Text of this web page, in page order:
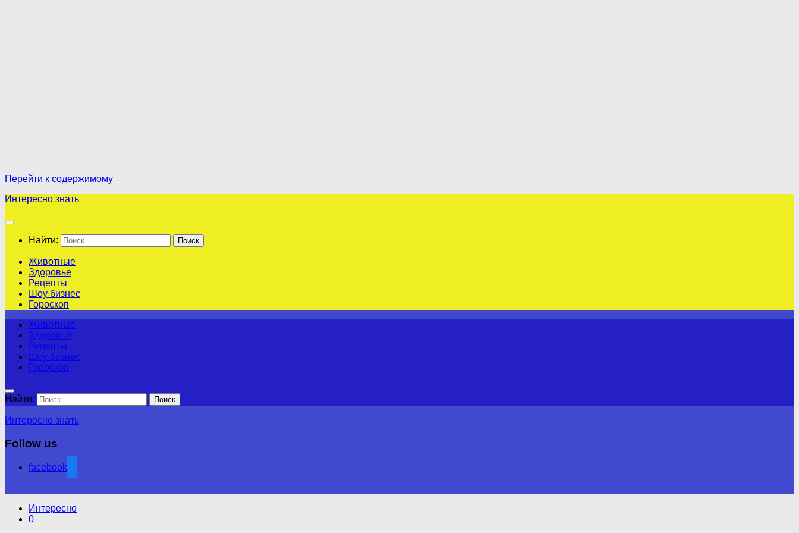
Перейти к содержимому
Интересно знать
Найти:
Животные
Здоровье
Рецепты
Шоу бизнес
Гороскоп
Животные
Здоровье
Рецепты
Шоу бизнес
Гороскоп
Найти:
Интересно знать
Follow us
facebook
Интересно
0